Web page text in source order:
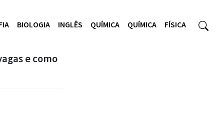
BIOLOGIA INGLÊS QUÍMICA QUÍMICA FÍSICA
e como